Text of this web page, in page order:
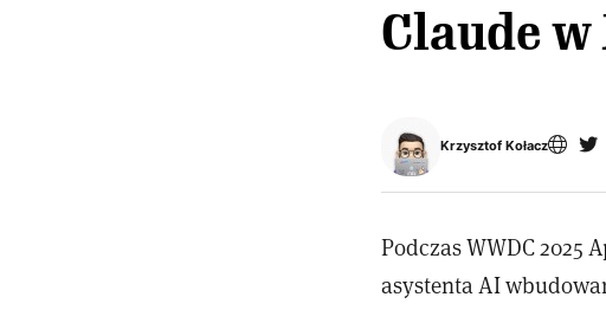
Claude w
Krzysztof Kołacz
Podczas WWDC 2025
asystenta AI